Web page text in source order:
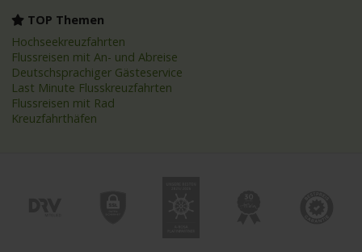
TOP Themen
Hochseekreuzfahrten
Flussreisen mit An- und Abreise
Deutschsprachiger Gästeservice
Last Minute Flusskreuzfahrten
Flussreisen mit Rad
Kreuzfahrthäfen